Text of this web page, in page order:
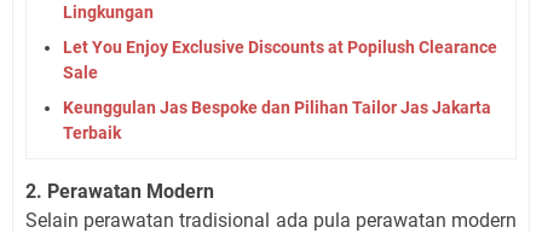
Lingkungan
Let You Enjoy Exclusive Discounts at Popilush Clearance
Sale
Keunggulan Jas Bespoke dan Pilihan Tailor Jas Jakarta
Terbaik
2. Perawatan Modern
Selain perawatan tradisional ada pula perawatan modern